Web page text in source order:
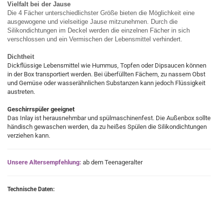
Vielfalt bei der Jause
Die 4 Fächer unterschiedlichster Größe bieten die Möglichkeit eine
ausgewogene und vielseitige Jause mitzunehmen. Durch die
Silikondichtungen im Deckel werden die einzelnen Fächer in sich
verschlossen und ein Vermischen der Lebensmittel verhindert.
Dichtheit
Dickflüssige Lebensmittel wie Hummus, Topfen oder Dipsaucen können
in der Box transportiert werden. Bei überfüllten Fächern, zu nassem Obst
und Gemüse oder wasserähnlichen Substanzen kann jedoch Flüssigkeit
austreten.
Geschirrspüler geeignet
Das Inlay ist herausnehmbar und spülmaschinenfest. Die Außenbox sollte
händisch gewaschen werden, da zu heißes Spülen die Silikondichtungen
verziehen kann.
Unsere Altersempfehlung: ab dem Teenageralter
Technische Daten: